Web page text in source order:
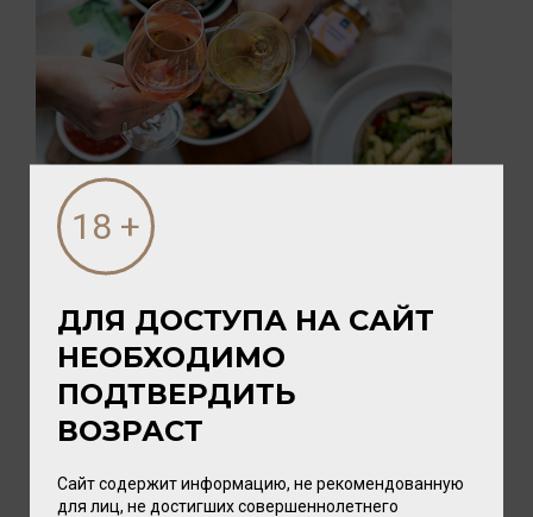
05 АВГУСТА 2026
ПИКНИК с vomFASS и Вайтнауэр-
Лето — время, когда хочется замедлиться,
выбраться на природу и разделить радость с
близкими. А чтобы это...
ДЛЯ ДОСТУПА НА САЙТ
НЕОБХОДИМО
ПОДТВЕРДИТЬ
ВОЗРАСТ
Сайт содержит информацию, не рекомендованную
для лиц, не достигших совершеннолетнего